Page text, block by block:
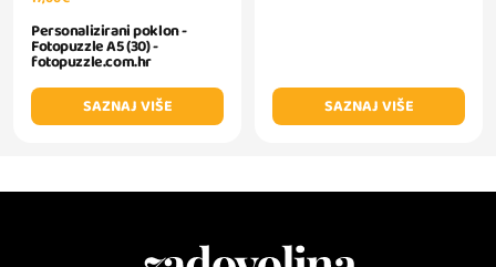
Personalizirani poklon -
Fotopuzzle A5 (30) -
fotopuzzle.com.hr
SAZNAJ VIŠE
SAZNAJ VIŠE